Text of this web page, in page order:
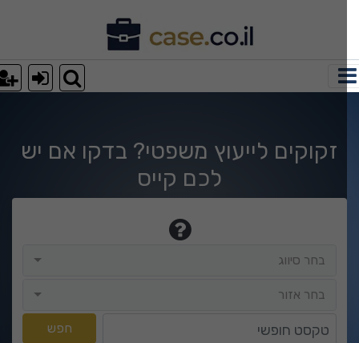
חיפוש
זקוקים לייעוץ משפטי? בדקו אם יש
לכם קייס
בחר סיווג
בחר אזור
חפש